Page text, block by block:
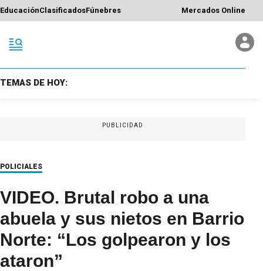
EducaciónClasificadosFúnebres Mercados Online
TEMAS DE HOY:
PUBLICIDAD
POLICIALES
VIDEO. Brutal robo a una
abuela y sus nietos en Barrio
Norte: “Los golpearon y los
ataron”